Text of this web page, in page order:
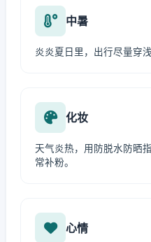
中暑
炎炎夏日里，出行尽量穿
化妆
天气炎热，用防脱水防晒
常补粉。
心情